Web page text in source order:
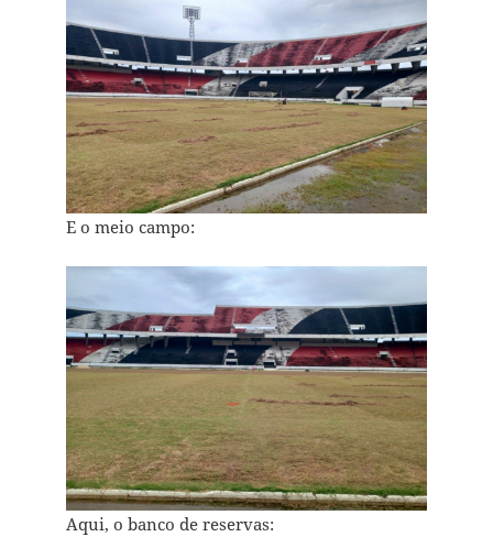
E o meio campo:
Aqui, o banco de reservas: